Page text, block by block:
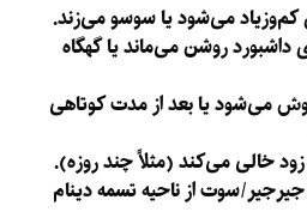
کم‌وزیاد می‌شود یا سوسو می‌زند.
داشبورد روشن می‌ماند یا گهگاه
می‌شود یا بعد از مدت کوتاهی
زود خالی می‌کند (مثلاً چند روزه).
سوت از ناحیه تسمه دینام